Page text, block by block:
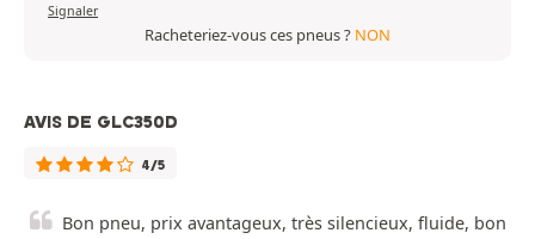
Signaler
Racheteriez-vous ces pneus ? NON
AVIS DE GLC350D
4/5
Bon pneu, prix avantageux, très silencieux, fluide, bon